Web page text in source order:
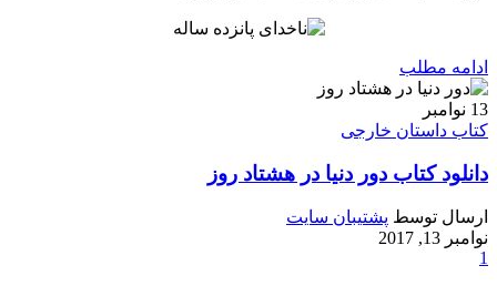
ادامه مطلب
13 نوامبر
کتاب داستان خارجی
دانلود کتاب دور دنیا در هشتاد روز
ارسال توسط پشتیبان سایت
نوامبر 13, 2017
1